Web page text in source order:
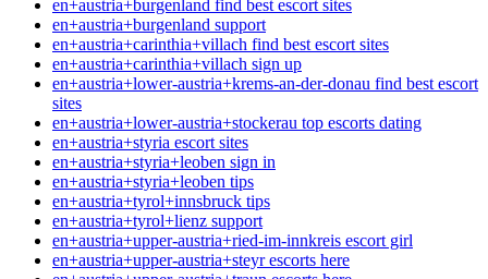
en+austria+burgenland find best escort sites
en+austria+burgenland support
en+austria+carinthia+villach find best escort sites
en+austria+carinthia+villach sign up
en+austria+lower-austria+krems-an-der-donau find best escort
sites
en+austria+lower-austria+stockerau top escorts dating
en+austria+styria escort sites
en+austria+styria+leoben sign in
en+austria+styria+leoben tips
en+austria+tyrol+innsbruck tips
en+austria+tyrol+lienz support
en+austria+upper-austria+ried-im-innkreis escort girl
en+austria+upper-austria+steyr escorts here